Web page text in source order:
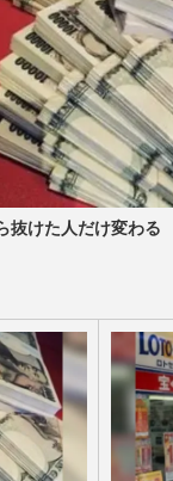
抜けた人だけ変わる